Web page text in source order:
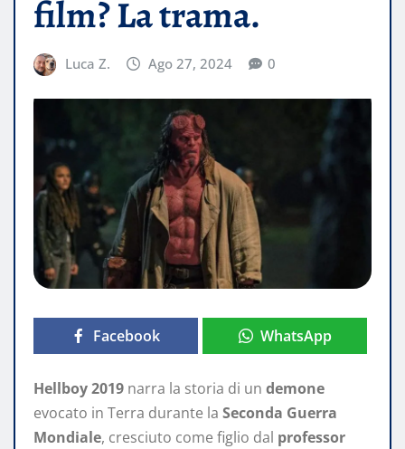
film? La trama.
Luca Z. Ago 27, 2024 0
Facebook WhatsApp
Hellboy 2019 narra la storia di un demone
evocato in Terra durante la Seconda Guerra
Mondiale, cresciuto come figlio dal professor